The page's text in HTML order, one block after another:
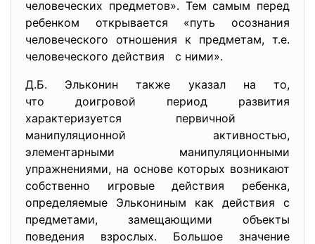
человеческих предметов». Тем самым перед
ребенком открывается «путь осознания
человеческого отношения к предметам, т.е.
человеческого действия с ними».
Д.Б. Эльконин также указал на то,
что доигровой период развития
характеризуется первичной
манипуляционной активностью,
элементарными манипуляционными
упражнениями, на основе которых возникают
собственно игровые действия ребенка,
определяемые Элькониным как действия с
предметами, замещающими объекты
поведения взрослых. Большое значение